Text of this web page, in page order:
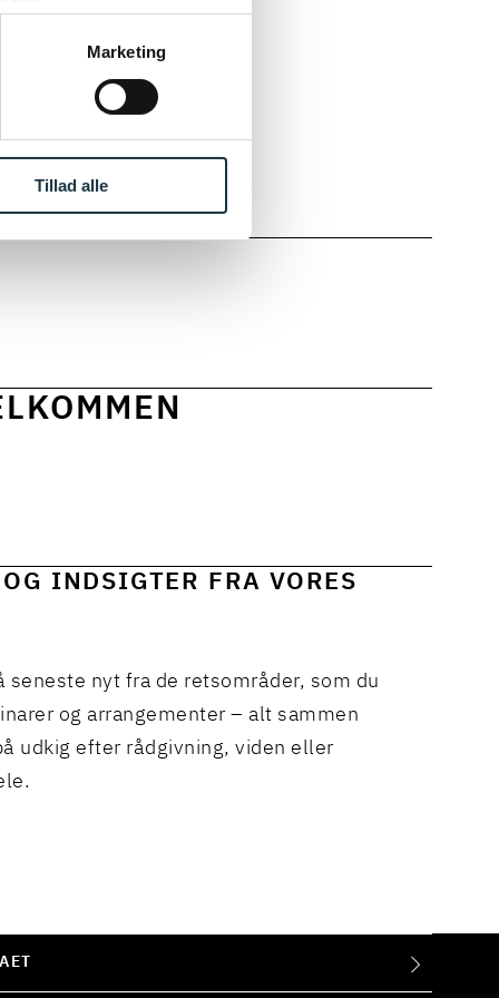
Marketing
Tillad alle
INDSIGTER FRA VORES
nyt fra de retsområder, som du
og arrangementer – alt sammen
udkig efter rådgivning, viden eller